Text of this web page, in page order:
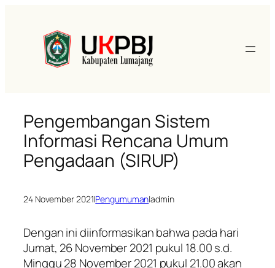
Pengembangan Sistem
Informasi Rencana Umum
Pengadaan (SIRUP)
24 November 2021|Pengumuman|admin
Dengan ini diinformasikan bahwa pada hari
Jumat, 26 November 2021 pukul 18.00 s.d.
Minggu 28 November 2021 pukul 21.00 akan